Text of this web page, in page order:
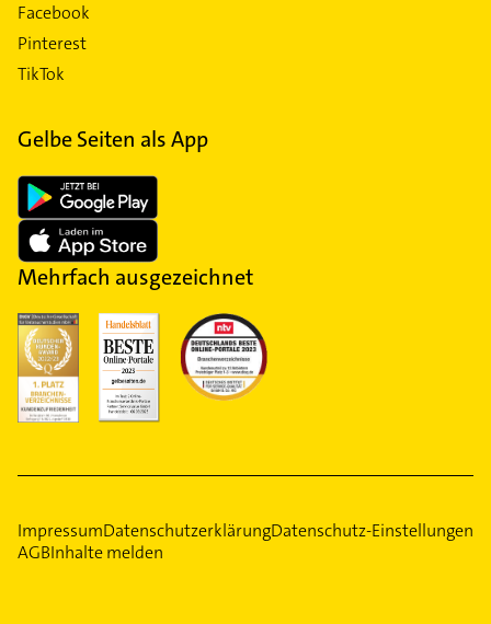
Facebook
Pinterest
TikTok
Gelbe Seiten als App
Mehrfach ausgezeichnet
ImpressumDatenschutzerklärungDatenschutz-Einstellungen
AGBInhalte melden